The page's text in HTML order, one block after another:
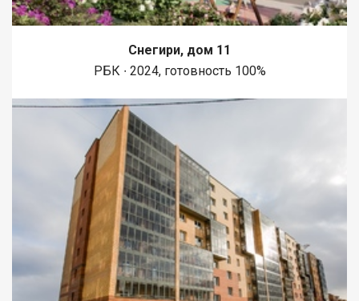
Снегири, дом 11
РБК ∙ 2024, готовность 100%